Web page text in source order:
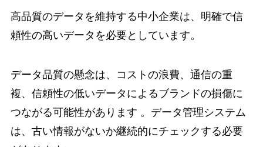
高品質のデータを維持する中小企業は、明確で信
頼性の高いデータを必要としています。
データ品質の懸念は、コストの浪費、通信の重
複、信頼性の低いデータによるブランドの損傷に
つながる可能性があります 。データ管理システム
は、古い情報がないか継続的にチェックする必要